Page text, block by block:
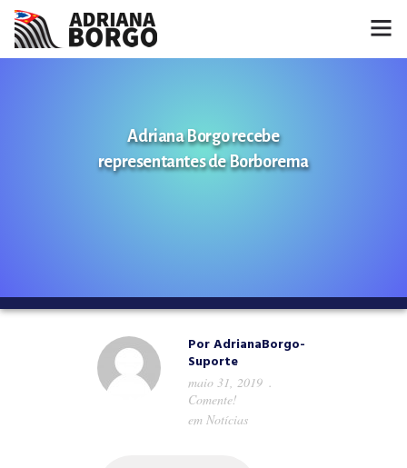
CONHEÇA A ADRIANA
Adriana Borgo recebe
representantes de Borborema
PorAdrianaBorgo-
Suporte
maio 31, 2019
Comente!
em Notícias